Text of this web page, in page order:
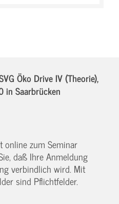
Öko Drive IV (Theorie),
in Saarbrücken
online zum Seminar
daß Ihre Anmeldung
verbindlich wird. Mit
sind Pflichtfelder.